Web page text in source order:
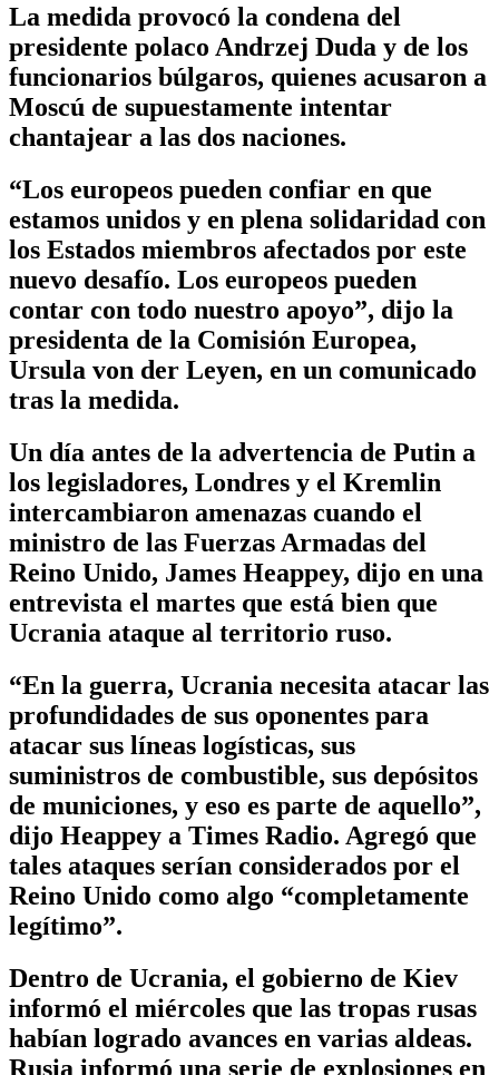
La medida provocó la condena del
presidente polaco Andrzej Duda y de los
funcionarios búlgaros, quienes acusaron a
Moscú de supuestamente intentar
chantajear a las dos naciones.
“Los europeos pueden confiar en que
estamos unidos y en plena solidaridad con
los Estados miembros afectados por este
nuevo desafío. Los europeos pueden
contar con todo nuestro apoyo”, dijo la
presidenta de la Comisión Europea,
Ursula von der Leyen, en un comunicado
tras la medida.
Un día antes de la advertencia de Putin a
los legisladores, Londres y el Kremlin
intercambiaron amenazas cuando el
ministro de las Fuerzas Armadas del
Reino Unido, James Heappey, dijo en una
entrevista el martes que está bien que
Ucrania ataque al territorio ruso.
“En la guerra, Ucrania necesita atacar las
profundidades de sus oponentes para
atacar sus líneas logísticas, sus
suministros de combustible, sus depósitos
de municiones, y eso es parte de aquello”,
dijo Heappey a Times Radio. Agregó que
tales ataques serían considerados por el
Reino Unido como algo “completamente
legítimo”.
Dentro de Ucrania, el gobierno de Kiev
informó el miércoles que las tropas rusas
habían logrado avances en varias aldeas.
Rusia informó una serie de explosiones en